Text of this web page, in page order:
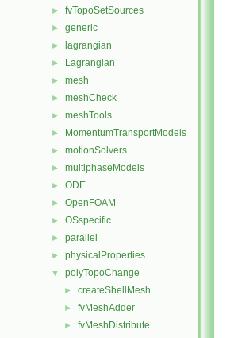
► fvTopoSetSources
► generic
► lagrangian
► Lagrangian
► mesh
► meshCheck
► meshTools
► MomentumTransportModels
► motionSolvers
► multiphaseModels
► ODE
► OpenFOAM
► OSspecific
► parallel
► physicalProperties
▼ polyTopoChange
► createShellMesh
► fvMeshAdder
► fvMeshDistribute